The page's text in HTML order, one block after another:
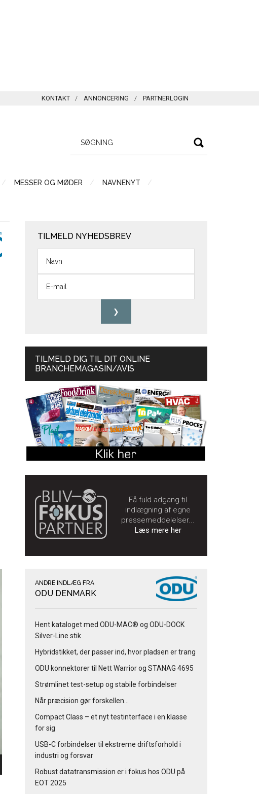
KONTAKT ANNONCERING PARTNERLOGIN
MESSER OG MØDER
NAVNENYT
TILMELD NYHEDSBREV
TILMELD DIG TIL DIT ONLINE
BRANCHEMAGASIN/AVIS
Få fuld adgang til
indlægning af egne
pressemeddelelser...
Læs mere her
ANDRE INDLÆG FRA
ODU DENMARK
Hent kataloget med ODU-MAC® og ODU-DOCK
Silver-Line stik
Hybridstikket, der passer ind, hvor pladsen er trang
ODU konnektorer til Nett Warrior og STANAG 4695
Strømlinet test-setup og stabile forbindelser
Når præcision gør forskellen…
Compact Class – et nyt testinterface i en klasse
for sig
USB-C forbindelser til ekstreme driftsforhold i
industri og forsvar
Robust datatransmission er i fokus hos ODU på
EOT 2025